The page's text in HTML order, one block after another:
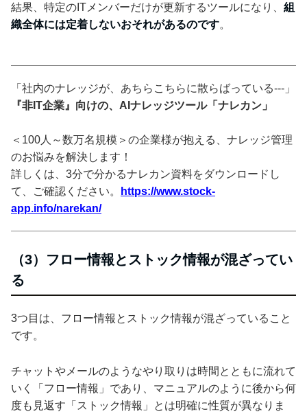
結果、特定のITメンバーだけが更新するツールになり、 組
織全体には定着しないおそれがあるのです。
「社内のナレッジが、あちらこちらに散らばっている---」
『非IT企業』向けの、AIナレッジツール「ナレカン」
＜100人～数万名規模＞の企業様が抱える、ナレッジ管理
のお悩みを解決します！
詳しくは、3分で分かるナレカン資料をダウンロードし
て、ご確認ください。
https://www.stock-
app.info/narekan/
（3）フロー情報とストック情報が混ざってい
る
3つ目は、フロー情報とストック情報が混ざっていること
です。
チャットやメールのようなやり取りは時間とともに流れて
いく「フロー情報」であり、マニュアルのように後から何
度も見返す「ストック情報」とは明確に性質が異なりま